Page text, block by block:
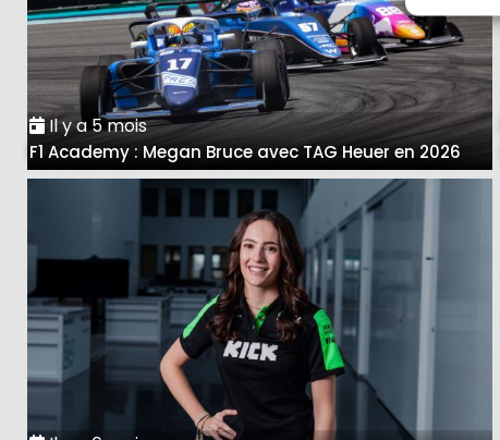
Il y a 5 mois
F1 Academy : Megan Bruce avec TAG Heuer en 2026